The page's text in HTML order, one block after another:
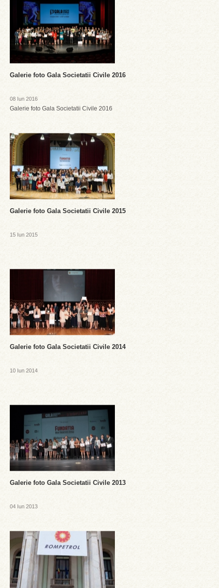
Galerie foto Gala Societatii Civile 2016
08 Iun 2016
Galerie foto Gala Societatii Civile 2016
Galerie foto Gala Societatii Civile 2015
15 Iun 2015
Galerie foto Gala Societatii Civile 2014
10 Iun 2014
Galerie foto Gala Societatii Civile 2013
04 Iun 2013